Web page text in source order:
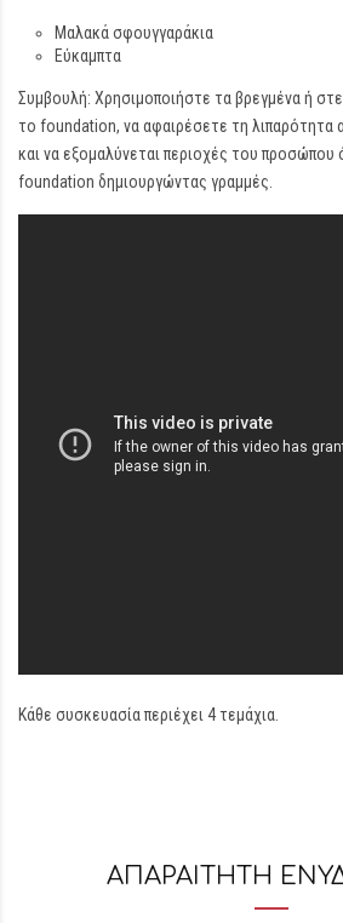
Μαλακά σφουγγαράκια
Εύκαμπτα
Συμβουλή: Χρησιμοποιήστε τα βρεγμένα ή
το foundation, να αφαιρέσετε τη λιπαρότητα
και να εξομαλύνεται περιοχές του
foundation δημιουργώντας γραμμές.
Κάθε συσκευασία περιέχει 4 τεμάχια.
ΑΠΑΡΑΙΤΗΤΗ